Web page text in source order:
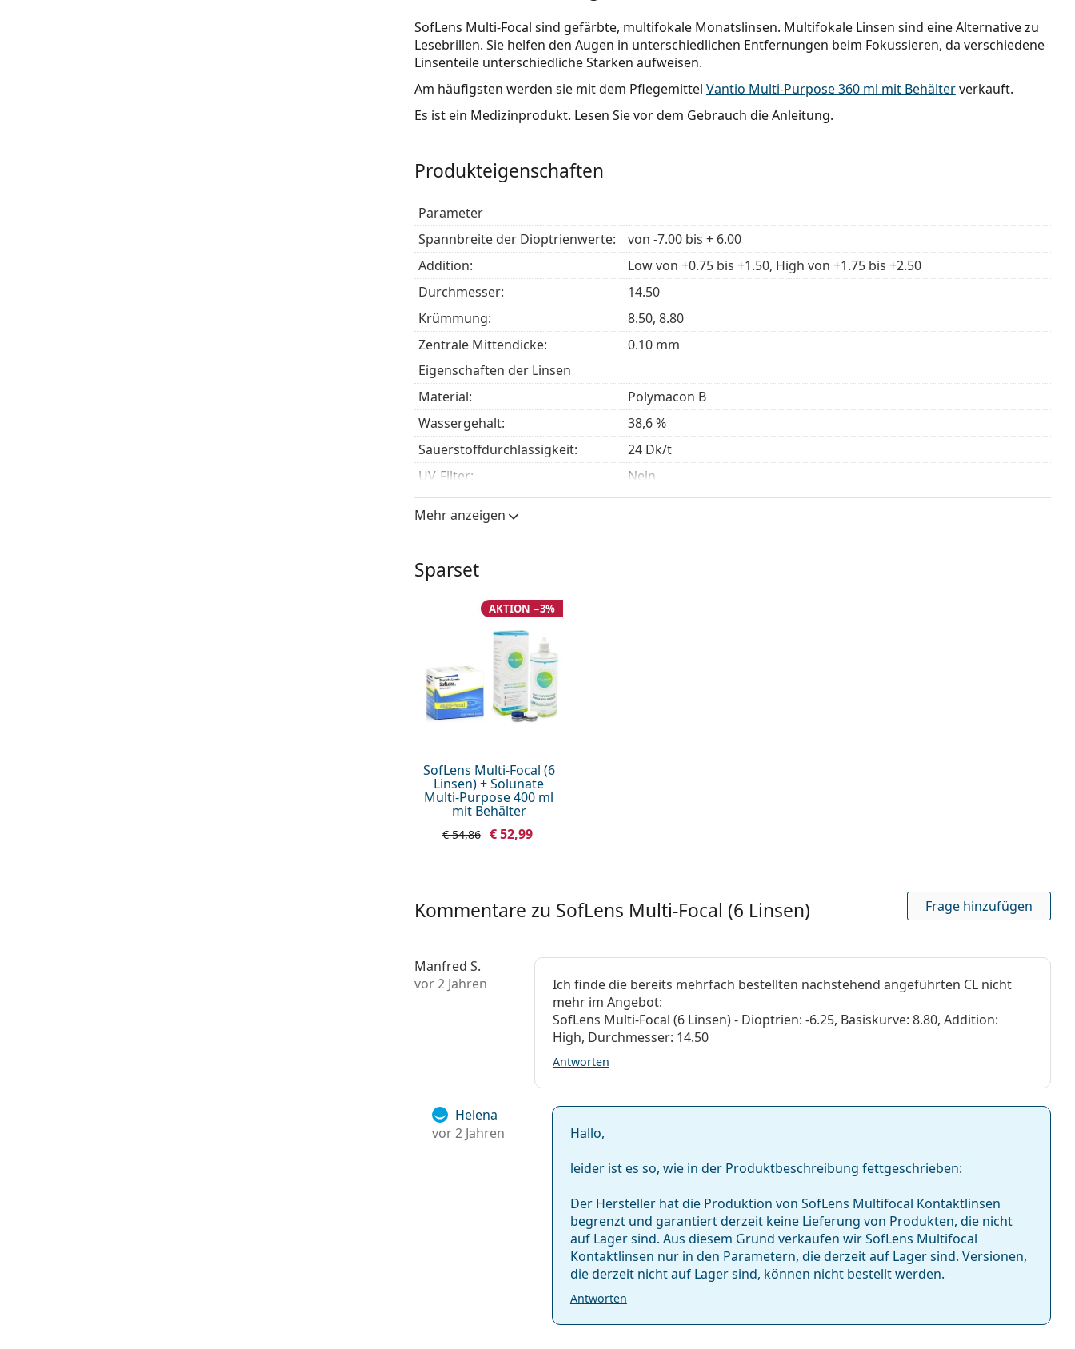
SofLens Multi-Focal sind gefärbte, multifokale Monatslinsen. Multifokale Linsen sind eine Alternative zu
Lesebrillen. Sie helfen den Augen in unterschiedlichen Entfernungen beim Fokussieren, da verschiedene
Linsenteile unterschiedliche Stärken aufweisen.
Am häufigsten werden sie mit dem Pflegemittel Vantio Multi-Purpose 360 ml mit Behälterverkauft.
Es ist ein Medizinprodukt. Lesen Sie vor dem Gebrauch die Anleitung.
Produkteigenschaften
Parameter
Spannbreite der Dioptrienwerte:
von -7.00 bis + 6.00
Addition:
Low von +0.75 bis +1.50, High von +1.75 bis +2.50
Durchmesser:
14.50
Krümmung:
8.50, 8.80
zentrale Mittendicke:
0.10 mm
Eigenschaften der Linsen
Material:
Polymacon B
Wassergehalt:
38,6 %
Sauerstoffdurchlässigkeit:
24 Dk/t
UV-Filter:
Nein
Silikon-Hydrogel:
Nein
Verwendung
Verfärbung für einfache
Handhabung:
Vorderseite:
Verpackung
Hersteller:
Gewicht:
Weiteres
Kategorie:
Mehr anzeigen
Sparset
SofLens Multi-Focal (6
Linsen) + Solunate
Multi-Purpose 400 ml
mit Behälter
AKTION −3%
€ 54,86 € 52,99
Kommentare zu SofLens Multi-Focal (6 Linsen) Frage hinzufügen
Manfred S.
vor 2 Jahren
Ich finde die bereits mehrfach bestellten nachstehend angeführten CL nicht
mehr im Angebot:
SofLens Multi-Focal (6 Linsen) - Dioptrien: -6.25, Basiskurve: 8.80, Addition:
High, Durchmesser: 14.50
Antworten
Helena
vor 2 Jahren
Hallo,
leider ist es so, wie in der Produktbeschreibung fettgeschrieben:
Der Hersteller hat die Produktion von SofLens Multifocal Kontaktlinsen
begrenzt und garantiert derzeit keine Lieferung von Produkten, die nicht
auf Lager sind. Aus diesem Grund verkaufen wir SofLens Multifocal
Kontaktlinsen nur in den Parametern, die derzeit auf Lager sind. Versionen,
die derzeit nicht auf Lager sind, können nicht bestellt werden.
Antworten